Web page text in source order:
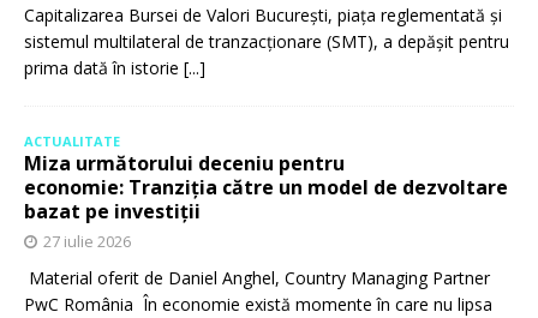
Capitalizarea Bursei de Valori București, piața reglementată și
sistemul multilateral de tranzacționare (SMT), a depășit pentru
prima dată în istorie [...]
ACTUALITATE
Miza următorului deceniu pentru
economie: Tranziția către un model de dezvoltare
bazat pe investiții
27 iulie 2026
Material oferit de Daniel Anghel, Country Managing Partner
PwC România În economie există momente în care nu lipsa